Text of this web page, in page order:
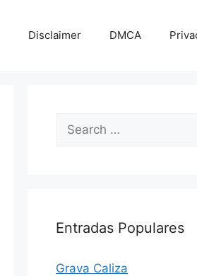
Disclaimer DMCA
Search
for:
Entradas Populares
Grava Caliza